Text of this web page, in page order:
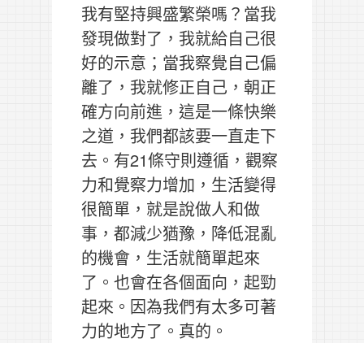
我有堅持興盛繁榮嗎？當我
發現做對了，我就給自己很
好的示意；當我察覺自己偏
離了，我就修正自己，朝正
確方向前進，這是一條快樂
之道，我們都該要一直走下
去。有21條守則遵循，觀察
力和覺察力增加，生活變得
很簡單，就是說做人和做
事，都減少猶豫，降低混亂
的機會，生活就簡單起來
了。也會在各個面向，起勁
起來。因為我們有太多可著
力的地方了。真的。